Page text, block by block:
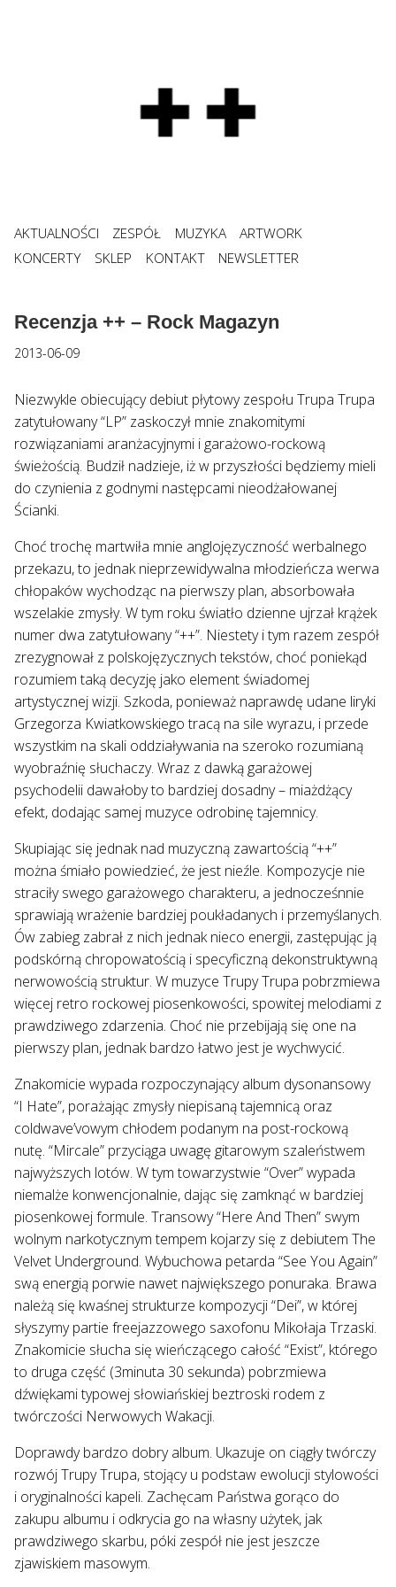
AKTUALNOŚCI ZESPÓŁ MUZYKA
ARTWORK
KONCERTY
SKLEP KONTAKT NEWSLETTER
Recenzja ++ – Rock Magazyn
2013-06-09
Niezwykle obiecujący debiut płytowy zespołu Trupa Trupa
zatytułowany “LP” zaskoczył mnie znakomitymi
rozwiązaniami aranżacyjnymi i garażowo-rockową
świeżością. Budził nadzieje, iż w przyszłości będziemy mieli
do czynienia z godnymi następcami nieodżałowanej
Ścianki.
Choć trochę martwiła mnie anglojęzyczność werbalnego
przekazu, to jednak nieprzewidywalna młodzieńcza werwa
chłopaków wychodząc na pierwszy plan, absorbowała
wszelakie zmysły. W tym roku światło dzienne ujrzał krążek
numer dwa zatytułowany “++”. Niestety i tym razem zespół
zrezygnował z polskojęzycznych tekstów, choć poniekąd
rozumiem taką decyzję jako element świadomej
artystycznej wizji. Szkoda, ponieważ naprawdę udane liryki
Grzegorza Kwiatkowskiego tracą na sile wyrazu, i przede
wszystkim na skali oddziaływania na szeroko rozumianą
wyobraźnię słuchaczy. Wraz z dawką garażowej
psychodelii dawałoby to bardziej dosadny – miażdżący
efekt, dodając samej muzyce odrobinę tajemnicy.
Skupiając się jednak nad muzyczną zawartością “++”
można śmiało powiedzieć, że jest nieźle. Kompozycje nie
straciły swego garażowego charakteru, a jednocześnnie
sprawiają wrażenie bardziej poukładanych i przemyślanych.
Ów zabieg zabrał z nich jednak nieco energii, zastępując ją
podskórną chropowatością i specyficzną dekonstruktywną
nerwowością struktur. W muzyce Trupy Trupa pobrzmiewa
więcej retro rockowej piosenkowości, spowitej melodiami z
prawdziwego zdarzenia. Choć nie przebijają się one na
pierwszy plan, jednak bardzo łatwo jest je wychwycić.
Znakomicie wypada rozpoczynający album dysonansowy
“I Hate”, porażając zmysły niepisaną tajemnicą oraz
coldwave’vowym chłodem podanym na post-rockową
nutę. “Mircale” przyciąga uwagę gitarowym szaleństwem
najwyższych lotów. W tym towarzystwie “Over” wypada
niemalże konwencjonalnie, dając się zamknąć w bardziej
piosenkowej formule. Transowy “Here And Then” swym
wolnym narkotycznym tempem kojarzy się z debiutem The
Velvet Underground. Wybuchowa petarda “See You Again”
swą energią porwie nawet największego ponuraka. Brawa
należą się kwaśnej strukturze kompozycji “Dei”, w której
słyszymy partie freejazzowego saxofonu Mikołaja Trzaski.
Znakomicie słucha się wieńczącego całość “Exist”, którego
to druga część (3minuta 30 sekunda) pobrzmiewa
dźwiękami typowej słowiańskiej beztroski rodem z
twórczości Nerwowych Wakacji.
Doprawdy bardzo dobry album. Ukazuje on ciągły twórczy
rozwój Trupy Trupa, stojący u podstaw ewolucji stylowości
i oryginalności kapeli. Zachęcam Państwa gorąco do
zakupu albumu i odkrycia go na własny użytek, jak
prawdziwego skarbu, póki zespół nie jest jeszcze
zjawiskiem masowym.